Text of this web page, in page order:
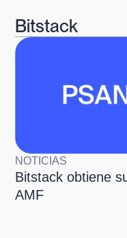
Bitstack
NOTICIAS
Bitstack obtiene
AMF